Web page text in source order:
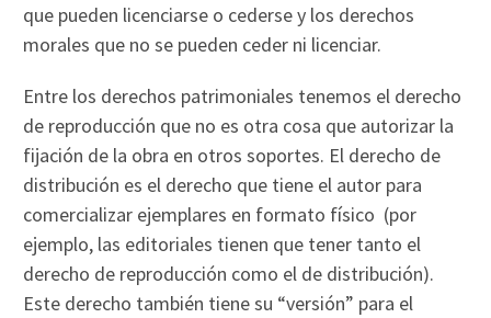
que pueden licenciarse o cederse y los derechos
morales que no se pueden ceder ni licenciar.
Entre los derechos patrimoniales tenemos el derecho
de reproducción que no es otra cosa que autorizar la
fijación de la obra en otros soportes. El derecho de
distribución es el derecho que tiene el autor para
comercializar ejemplares en formato físico (por
ejemplo, las editoriales tienen que tener tanto el
derecho de reproducción como el de distribución).
Este derecho también tiene su “versión” para el